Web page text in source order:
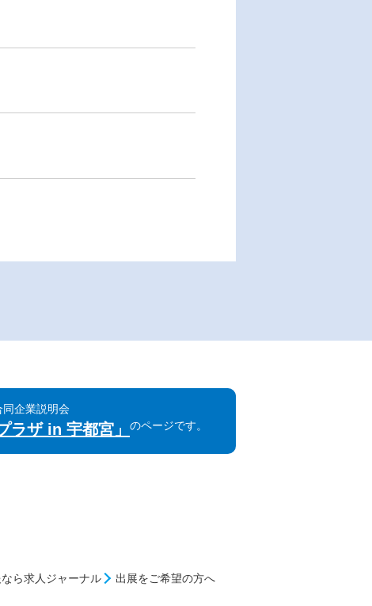
企業説明会
ラザ in 宇都宮」 のページです。
ら求人ジャーナル
出展をご希望の方へ